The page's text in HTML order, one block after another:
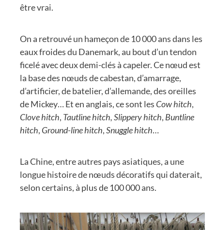
être vrai.
On a retrouvé un hameçon de 10 000 ans dans les
eaux froides du Danemark, au bout d’un tendon
ficelé avec deux demi-clés à capeler. Ce nœud est
la base des nœuds de cabestan, d’amarrage,
d’artificier, de batelier, d’allemande, des oreilles
de Mickey… Et en anglais, ce sont les Cow hitch,
Clove hitch, Tautline hitch,Slippery hitch, Buntline
hitch, Ground-line hitch,Snuggle hitch…
La Chine, entre autres pays asiatiques, a une
longue histoire de nœuds décoratifs qui daterait,
selon certains, à plus de 100 000 ans.